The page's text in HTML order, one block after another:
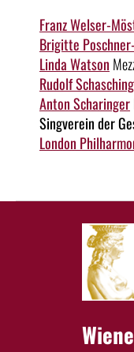
Franz Welser-
Brigitte
Linda Watson
Rudolf Schasching
Anton Scharinger
Singverein der
London